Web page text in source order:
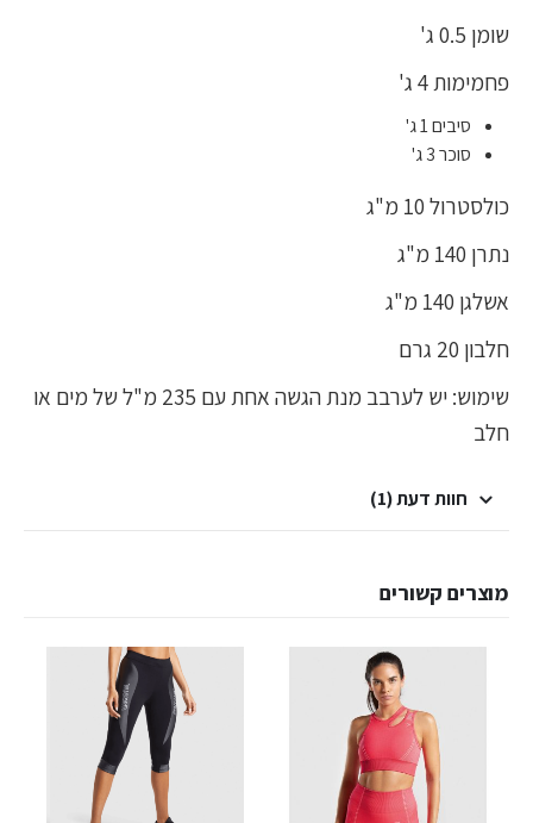
שומן 0.5 ג'
פחמימות 4 ג'
סיבים 1 ג'
סוכר 3 ג'
כולסטרול 10 מ"ג
נתרן 140 מ"ג
אשלגן 140 מ"ג
חלבון 20 גרם
שימוש: יש לערבב מנת הגשה אחת עם 235 מ"ל של מים או
חלב
חוות דעת (1)
מוצרים קשורים